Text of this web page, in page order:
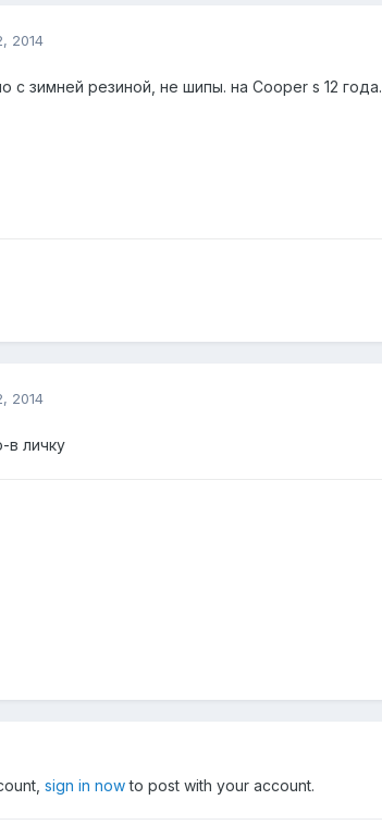
2014
с зимней резиной, не шипы. на Cooper s 12 года.
2014
в личку
sign in nowto post with your account.